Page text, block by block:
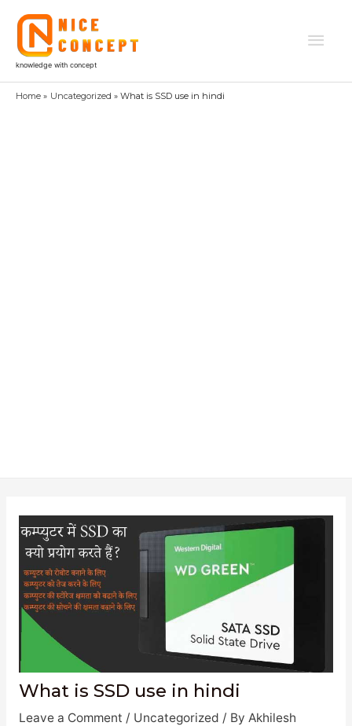
content
knowledge with concept
Home Uncategorized What is SSD use in hindi
What is SSD use in hindi
Leave a Comment / Uncategorized / By Akhilesh